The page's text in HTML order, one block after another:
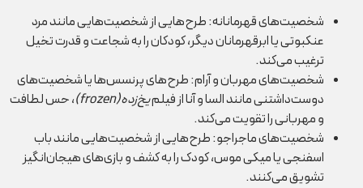
شخصیت‌های قهرمانانه: طرح‌هایی از شخصیت‌هایی مانند مرد
عنکبوتی یا ابرقهرمانان دیگر، کودکان را به شجاعت و قدرت تخیل
ترغیب می‌کند.
شخصیت‌های مهربان و آرام: طرح‌های پرنسس‌ها یا شخصیت‌های
دوست‌داشتنی مانند السا و آنا از فیلمیخ‌زده(frozen)
، حس لطافت
و مهربانی را تقویت می‌کند.
شخصیت‌های ماجراجو: طرح‌هایی از شخصیت‌هایی مانند باب
اسفنجی یا میکی موس، کودک را به کشف و بازی‌های هیجان‌انگیز
تشویق می‌کنند.